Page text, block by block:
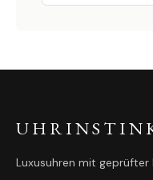
Luxusuhren mit geprüfter